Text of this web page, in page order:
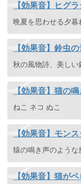
【効果音】ヒグ
【効果音】鈴虫
秋の風物詩、美しい
【効果音】猫の
ねこ ネコ ぬこ
【効果音】モン
【効果音】猫が